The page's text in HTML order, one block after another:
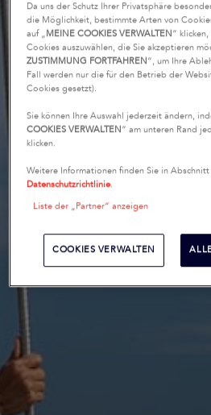
Da uns der Schutz Ihrer Privatsphäre
die Möglichkeit, bestimmte Arten von
auf „MEINE COOKIES VERWALTEN“
Cookies auszuwählen, die Sie akzeptieren
ZUSTIMMUNG FORTFAHREN“, um Ihre
Fall werden nur die für den Betrieb der
Cookies gesetzt).
Sie können Ihre Auswahl jederzeit ändern,
COOKIES VERWALTEN“ am unteren Rand
klicken.
Weitere Informationen finden Sie in Abschnitt
Datenschutzrichtlinie.
Liste der „Partner“ anzeigen
COOKIES VERWALTEN